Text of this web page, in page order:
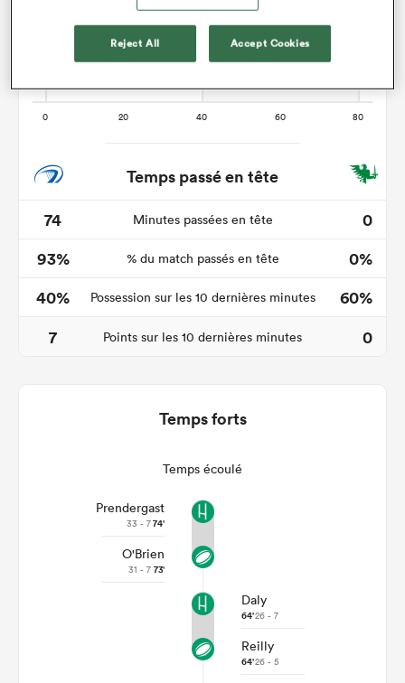
Temps passé en tête
74
Minutes passées en tête
0
93%
% du match passés en tête
0%
40%
Possession sur les 10 dernières minutes
60%
7
Points sur les 10 dernières minutes 0
Temps forts
Temps écoulé
Prendergast
33 - 774'
O'Brien
31 - 7 73'
Daly
64'26 - 7
Reilly
64'26 - 5
Reject All Accept Cookies